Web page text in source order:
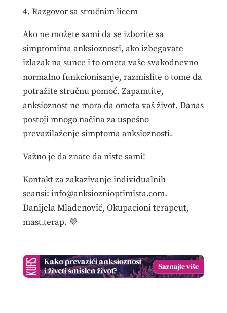
4. Razgovor sa stručnim licem
Ako ne možete sami da se izborite sa
simptomima anksioznosti, ako izbegavate
izlazak na sunce i to ometa vaše svakodnevno
normalno funkcionisanje, razmislite o tome da
potražite stručnu pomoć. Zapamtite,
anksioznost ne mora da ometa vaš život. Danas
postoji mnogo načina za uspešno
prevazilaženje simptoma anksioznosti.
Važno je da znate da niste sami!
Kontakt za zakazivanje individualnih
seansi: info@anksioznioptimista.com.
Danijela Mladenović, Okupacioni terapeut,
mast.terap. 💜